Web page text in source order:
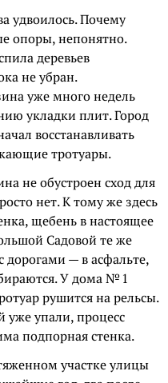
удвоилось. Почему
опоры, непонятно.
деревьев
не убран.
уже много недель
укладки плит. Город
восстанавливать
тротуары.
не обустроен сход для
нет. К тому же здесь
щебень в настоящее
Садовой те же
дорогами — в асфальте,
У дома № 1
рушится на рельсы.
упали, процесс
подпорная стенка.
участке улицы